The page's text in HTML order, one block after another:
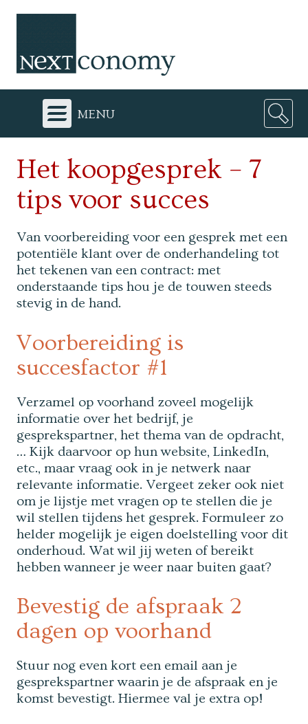
menu
Het koopgesprek – 7
tips voor succes
Van voorbereiding voor een gesprek met een
potentiële klant over de onderhandeling tot
het tekenen van een contract: met
onderstaande tips hou je de touwen steeds
stevig in de hand.
Voorbereiding is
succesfactor #1
Verzamel op voorhand zoveel mogelijk
informatie over het bedrijf, je
gesprekspartner, het thema van de opdracht,
… Kijk daarvoor op hun website, LinkedIn,
etc., maar vraag ook in je netwerk naar
relevante informatie. Vergeet zeker ook niet
om je lijstje met vragen op te stellen die je
wil stellen tijdens het gesprek. Formuleer zo
helder mogelijk je eigen doelstelling voor dit
onderhoud. Wat wil jij weten of bereikt
hebben wanneer je weer naar buiten gaat?
Bevestig de afspraak 2
dagen op voorhand
Stuur nog even kort een email aan je
gesprekspartner waarin je de afspraak en je
komst bevestigt. Hiermee val je extra op!